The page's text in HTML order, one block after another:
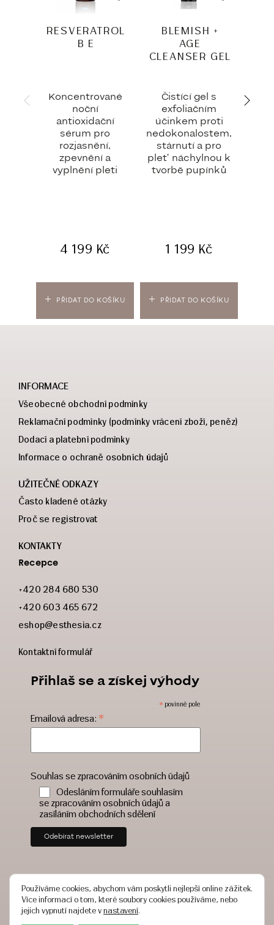
PŘIDAT DO KOŠÍKU
RESVERATROL
B E
Koncentrované
noční
antioxidační
sérum pro
rozjasnění,
zpevnění a
vyplnění pleti
4 199 Kč
PŘIDAT DO KOŠÍKU
BLEMISH +
AGE
CLEANSER GEL
Čistící gel s
exfoliačním
účinkem proti
nedokonalostem,
stárnutí a pro
pleť náchylnou k
tvorbě pupínků
1 199 Kč
INFORMACE
Všeobecné obchodní podmínky
Reklamační podmínky (podmínky vrácení zboží, peněz)
Dodací a platební podmínky
Informace o ochraně osobních údajů
UŽITEČNÉ ODKAZY
Často kladené otázky
Proč se registrovat
KONTAKTY
Recepce
+420 284 680 530
+420 603 465 672
eshop@esthesia.cz
Kontaktní formulář
Přihlaš se a získej výhody
* povinné pole
Emailová adresa: *
Souhlas se zpracováním osobních údajů
Odesláním formuláře souhlasím
se zpracováním osobních údajů a
zasíláním obchodních sdělení
Používáme cookies, abychom vám poskytli nejlepší online zážitek.
Více informací o tom, které soubory cookies používáme, nebo
jejich vypnutí najdete vnastavení.